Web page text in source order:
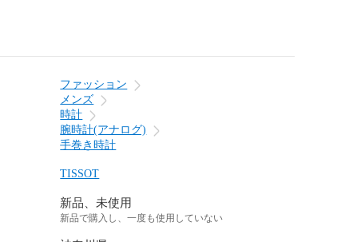
ファッション
メンズ
時計
腕時計(アナログ)
手巻き時計
TISSOT
新品、未使用
新品で購入し、一度も使用していない